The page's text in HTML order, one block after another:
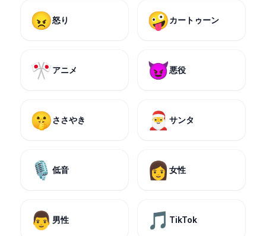
😠怒り 🤪カートゥーン
🎌アニメ 😈悪役
🤫ささやき 🎅 サンタ
🎙️ 低音 👩 女性
👨 男性 🎵 TikTok